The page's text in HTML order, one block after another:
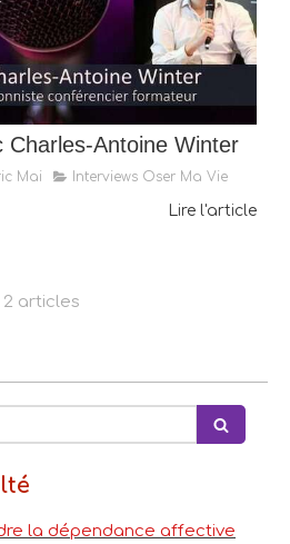
Charles-Antoine Winter
Mai Interviews Oser Ma Vie
Lire l'article
2 articles
la dépendance affective